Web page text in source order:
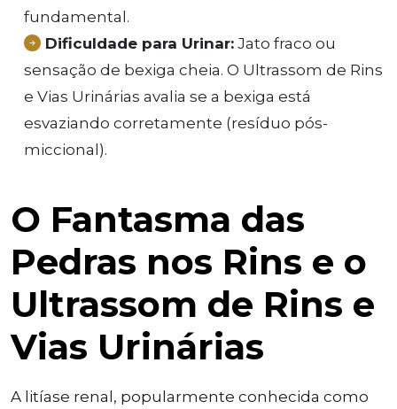
fundamental.
Dificuldade para Urinar: Jato fraco ou
sensação de bexiga cheia. O Ultrassom de Rins
e Vias Urinárias avalia se a bexiga está
esvaziando corretamente (resíduo pós-
miccional).
O Fantasma das
Pedras nos Rins e o
Ultrassom de Rins e
Vias Urinárias
A litíase renal, popularmente conhecida como